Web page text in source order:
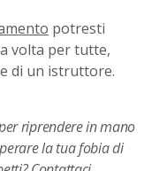
potresti
volta per tutte,
di un istruttore.
riprendere in mano
la tua fobia di